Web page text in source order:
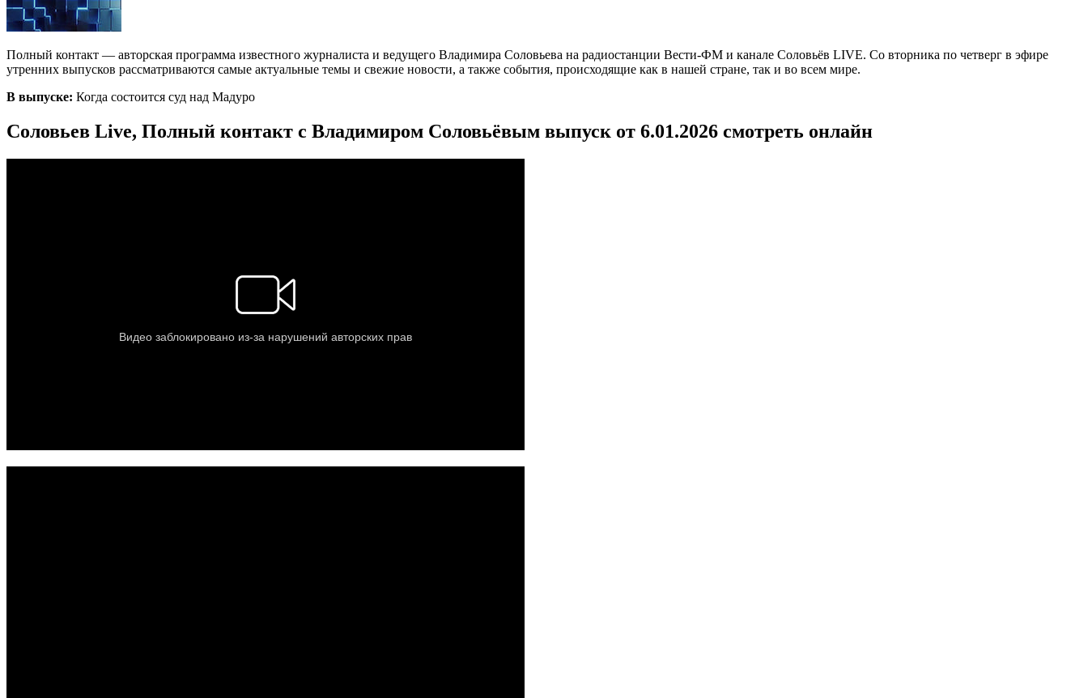
Полный контакт — авторская программа известного журналиста и ведущего Владимира Соловьева на радиостанции Вести-ФМ и канале Соловьёв LIVE. Со вторника по четверг в эфире
утренних выпусков рассматриваются самые актуальные темы и свежие новости, а также события, происходящие как в нашей стране, так и во всем мире.
В выпуске: Когда состоится суд над Мадуро
Соловьев Live, Полный контакт с Владимиром Соловьёвым выпуск от 6.01.2026 смотреть онлайн